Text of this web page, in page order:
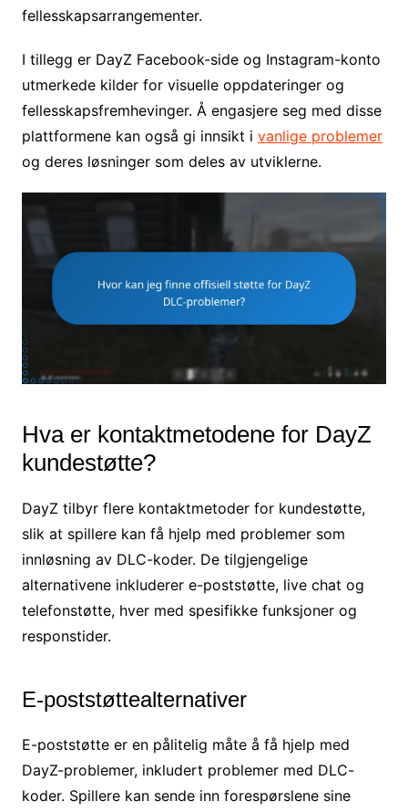
fellesskapsarrangementer.
I tillegg er DayZ Facebook-side og Instagram-konto
utmerkede kilder for visuelle oppdateringer og
fellesskapsfremhevinger. Å engasjere seg med disse
plattformene kan også gi innsikt i vanlige problemer
og deres løsninger som deles av utviklerne.
Hva er kontaktmetodene for DayZ
kundestøtte?
DayZ tilbyr flere kontaktmetoder for kundestøtte,
slik at spillere kan få hjelp med problemer som
innløsning av DLC-koder. De tilgjengelige
alternativene inkluderer e-poststøtte, live chat og
telefonstøtte, hver med spesifikke funksjoner og
responstider.
E-poststøttealternativer
E-poststøtte er en pålitelig måte å få hjelp med
DayZ-problemer, inkludert problemer med DLC-
koder. Spillere kan sende inn forespørslene sine